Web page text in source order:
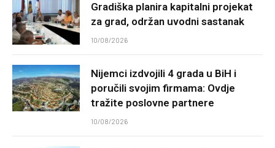
Gradiška planira kapitalni projekat
za grad, održan uvodni sastanak
10/08/2026
Nijemci izdvojili 4 grada u BiH i
poručili svojim firmama: Ovdje
tražite poslovne partnere
10/08/2026